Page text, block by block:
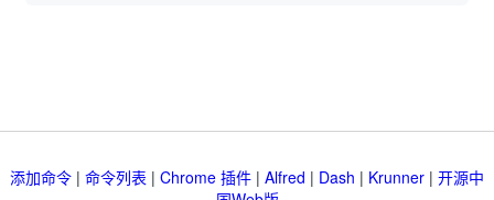
添加命令 | 命令列表 | Chrome 插件 | Alfred | Dash | Krunner | 开源中